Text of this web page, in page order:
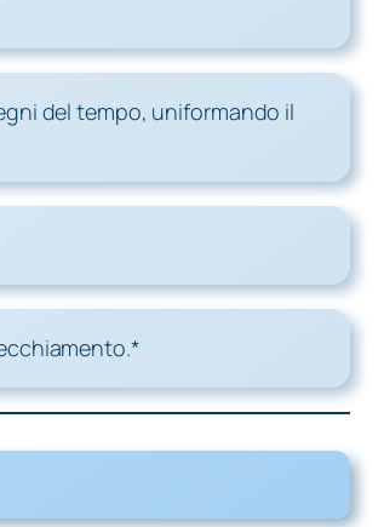
del tempo, uniformando il